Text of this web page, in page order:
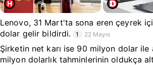
Lenovo, 31 Mart'ta sona eren çeyrek
dolar gelir bildirdi.
1 22 Mayıs
Şirketin net karı ise 90 milyon dolar
milyon dolarlık tahminlerinin oldukça